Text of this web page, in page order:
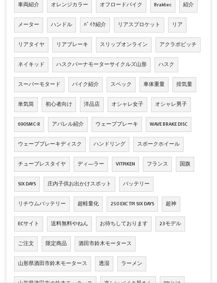
車両紹介 オレンジカラー オフロードバイク Braktec 紹介
メーター ハンドル ﾊﾞｲｸ紹介 リアスプロケット リア
リアタイヤ リアブレーキ スリップオンライン アクラポビッチ
ネイキッド ハスクバーナモーターサイクルズ山形 ハスク
スーパーモタード バイク紹介 スペック 車体重量 排気量
単気筒 初心者向け 洋品店 オシャレ女子 オシャレ男子
690SMC-R アパレル紹介 ウェーブブレーキ WAVE BRAKE DISC
ウェーブブレーキディスク ハンドリング スポークホイール
チューブレスタイヤ ディ―ラー VITPIKEN フランス 国旗
SIX DAYS 庄内子供お出かけスポット バッテリー
リチウムバッテリー 超軽量化 250 EXC TPI SIX DAYS 超神
ECサイト 送料無料やねん お待ちしております 23モデル
ご注文 限定商品 酒田市鈴木モータース
山形県酒田市鈴木モータース 透湿 ラーメン